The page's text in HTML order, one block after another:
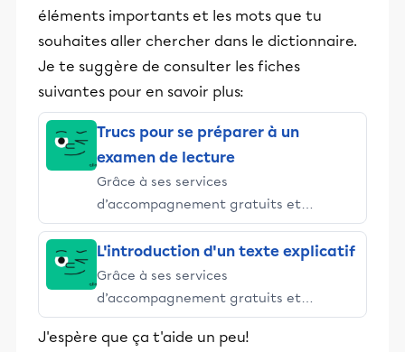
éléments importants et les mots que tu
souhaites aller chercher dans le dictionnaire.
Je te suggère de consulter les fiches
suivantes pour en savoir plus:
Trucs pour se préparer à un
examen de lecture
Grâce à ses services
d’accompagnement gratuits et
stimulants, Alloprof engage les élèves
et leurs parents dans la réussite
éducative.
L'introduction d'un texte explicatif
Grâce à ses services
d’accompagnement gratuits et
stimulants, Alloprof engage les élèves
et leurs parents dans la réussite
J'espère que ça t'aide un peu!